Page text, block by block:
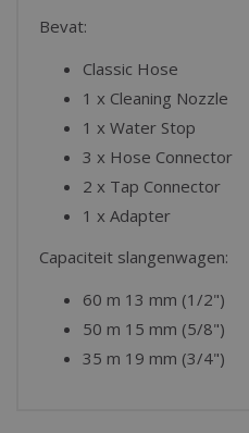
Bevat:
Classic Hose
1 x Cleaning Nozzle
1 x Water Stop
3 x Hose Connector
2 x Tap Connector
1 x Adapter
Capaciteit slangenwagen:
60 m 13 mm (1/2")
50 m 15 mm (5/8")
35 m 19 mm (3/4")